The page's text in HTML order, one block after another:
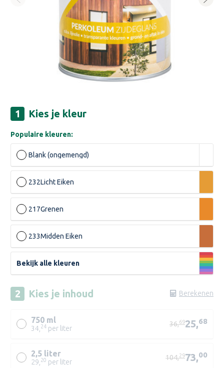
Kies je kleur
Populaire kleuren:
Blank (ongemengd)
232Licht Eiken
217Grenen
233Midden Eiken
Bekijk alle kleuren
Kies je inhoud Berekenen
750 ml
34, 24per liter
36,6925,68
2,5 liter
29, 20 per liter
104,2973,00